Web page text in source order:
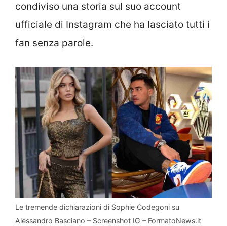
condiviso una storia sul suo account
ufficiale di Instagram che ha lasciato tutti i
fan senza parole.
Le tremende dichiarazioni di Sophie Codegoni su
Alessandro Basciano – Screenshot IG – FormatoNews.it